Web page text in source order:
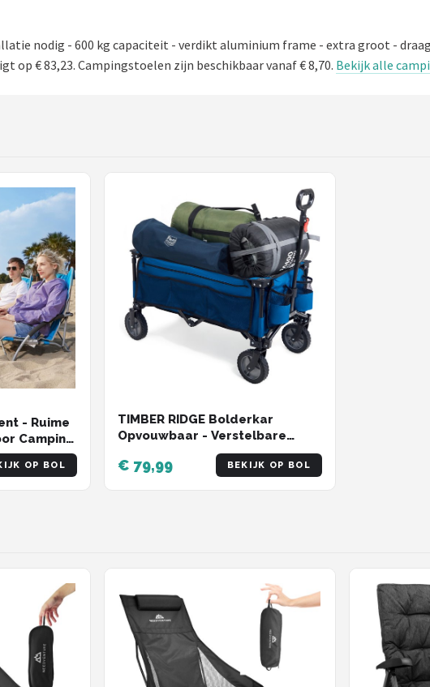
nodig - 600 kg capaciteit - verdikt aluminium frame - extra groot -
op € 83,23. Campingstoelen zijn beschikbaar vanaf € 8,70. Bekijk alle
- Ruime
Camping
OP BOL
TIMBER RIDGE Bolderkar
Opvouwbaar - Verstelbare
hendel - 120L - 100 KG
Draagkracht - Handige
€ 79,99 BEKIJK OP BOL